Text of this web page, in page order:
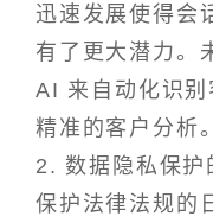
迅速发展使得会
有了更大潜力。
AI 来自动化识别
精准的客户分析。
2. 数据隐私保护
保护法律法规的